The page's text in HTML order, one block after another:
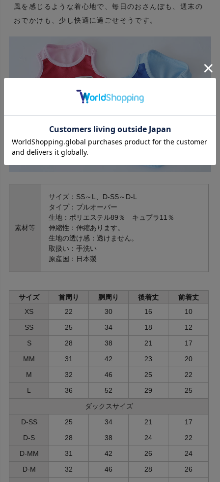
風を感じるような着心地で、毎日のおさんぽも、週末の
おでかけも、少し快適に過ごせそうです。
素材等
サイズ：SS～L、D-SS～D-L
タイプ：プルオーバー
生地：ポリエステル89％ キュプラ11％
伸縮性：伸縮あります。
生地の透け感：透けません。
取扱い：手洗い
原産国：日本製
サイズ 首周り 胴周り 後着丈
前着丈
XS
22 30 16
10
SS
25 34 18
12
S
28 38 21
17
MM
31 42 23
20
M
32 46 25
22
L
36 52 29
25
ダックスサイズ
D-SS
25 34 21
17
D-S
28 38 24
22
D-MM
31 42 26
24
D-M
32 46 28
26